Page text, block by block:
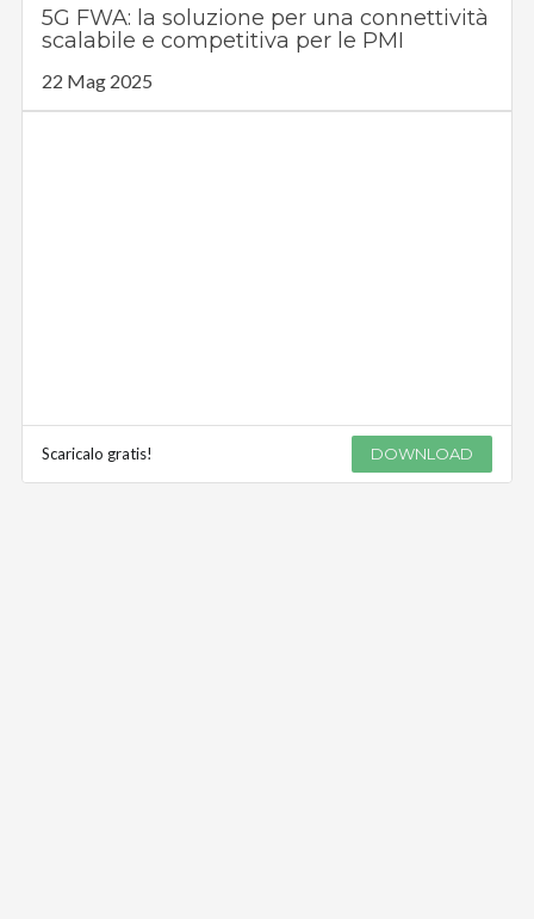
5G FWA: la soluzione per una connettività
scalabile e competitiva per le PMI
22 Mag 2025
Scaricalo gratis! DOWNLOAD